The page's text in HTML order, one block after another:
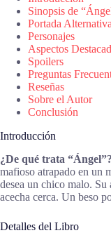
Sinopsis de
Portada
Personajes
Aspectos
Spoilers
Preguntas
Reseñas
Sobre el Autor
Conclusión
Introducción
¿De qué trata “Ángel”?
mafioso atrapado en un
desea un chico malo.
acecha cerca. Un beso
Detalles del Libro